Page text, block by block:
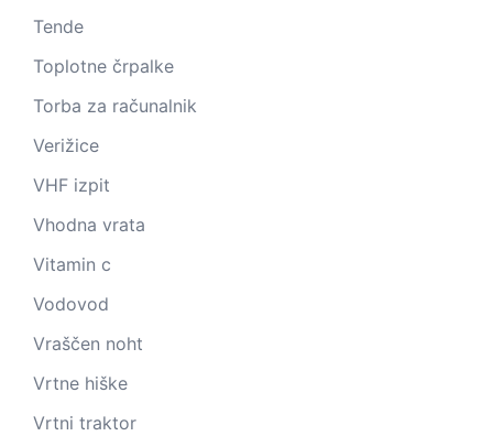
Tende
Toplotne črpalke
Torba za računalnik
Verižice
VHF izpit
Vhodna vrata
Vitamin c
Vodovod
Vraščen noht
Vrtne hiške
Vrtni traktor